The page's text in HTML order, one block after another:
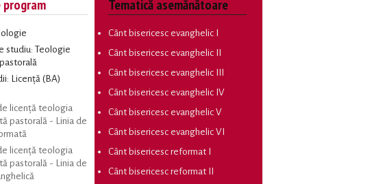
program
studiu: Teologie
Licență (BA)
licență teologia
pastorală - Linia de
licență teologia
pastorală - Linia de
Tematică asemănătoare
Cânt bisericesc evanghelic I
Cânt bisericesc evanghelic II
Cânt bisericesc evanghelic III
Cânt bisericesc evanghelic IV
Cânt bisericesc evanghelic V
Cânt bisericesc evanghelic VI
Cânt bisericesc reformat I
Cânt bisericesc reformat II